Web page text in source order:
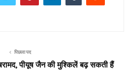
पिछला पद
पीयूष जैन की मुश्किलें बढ़ सकती हैं